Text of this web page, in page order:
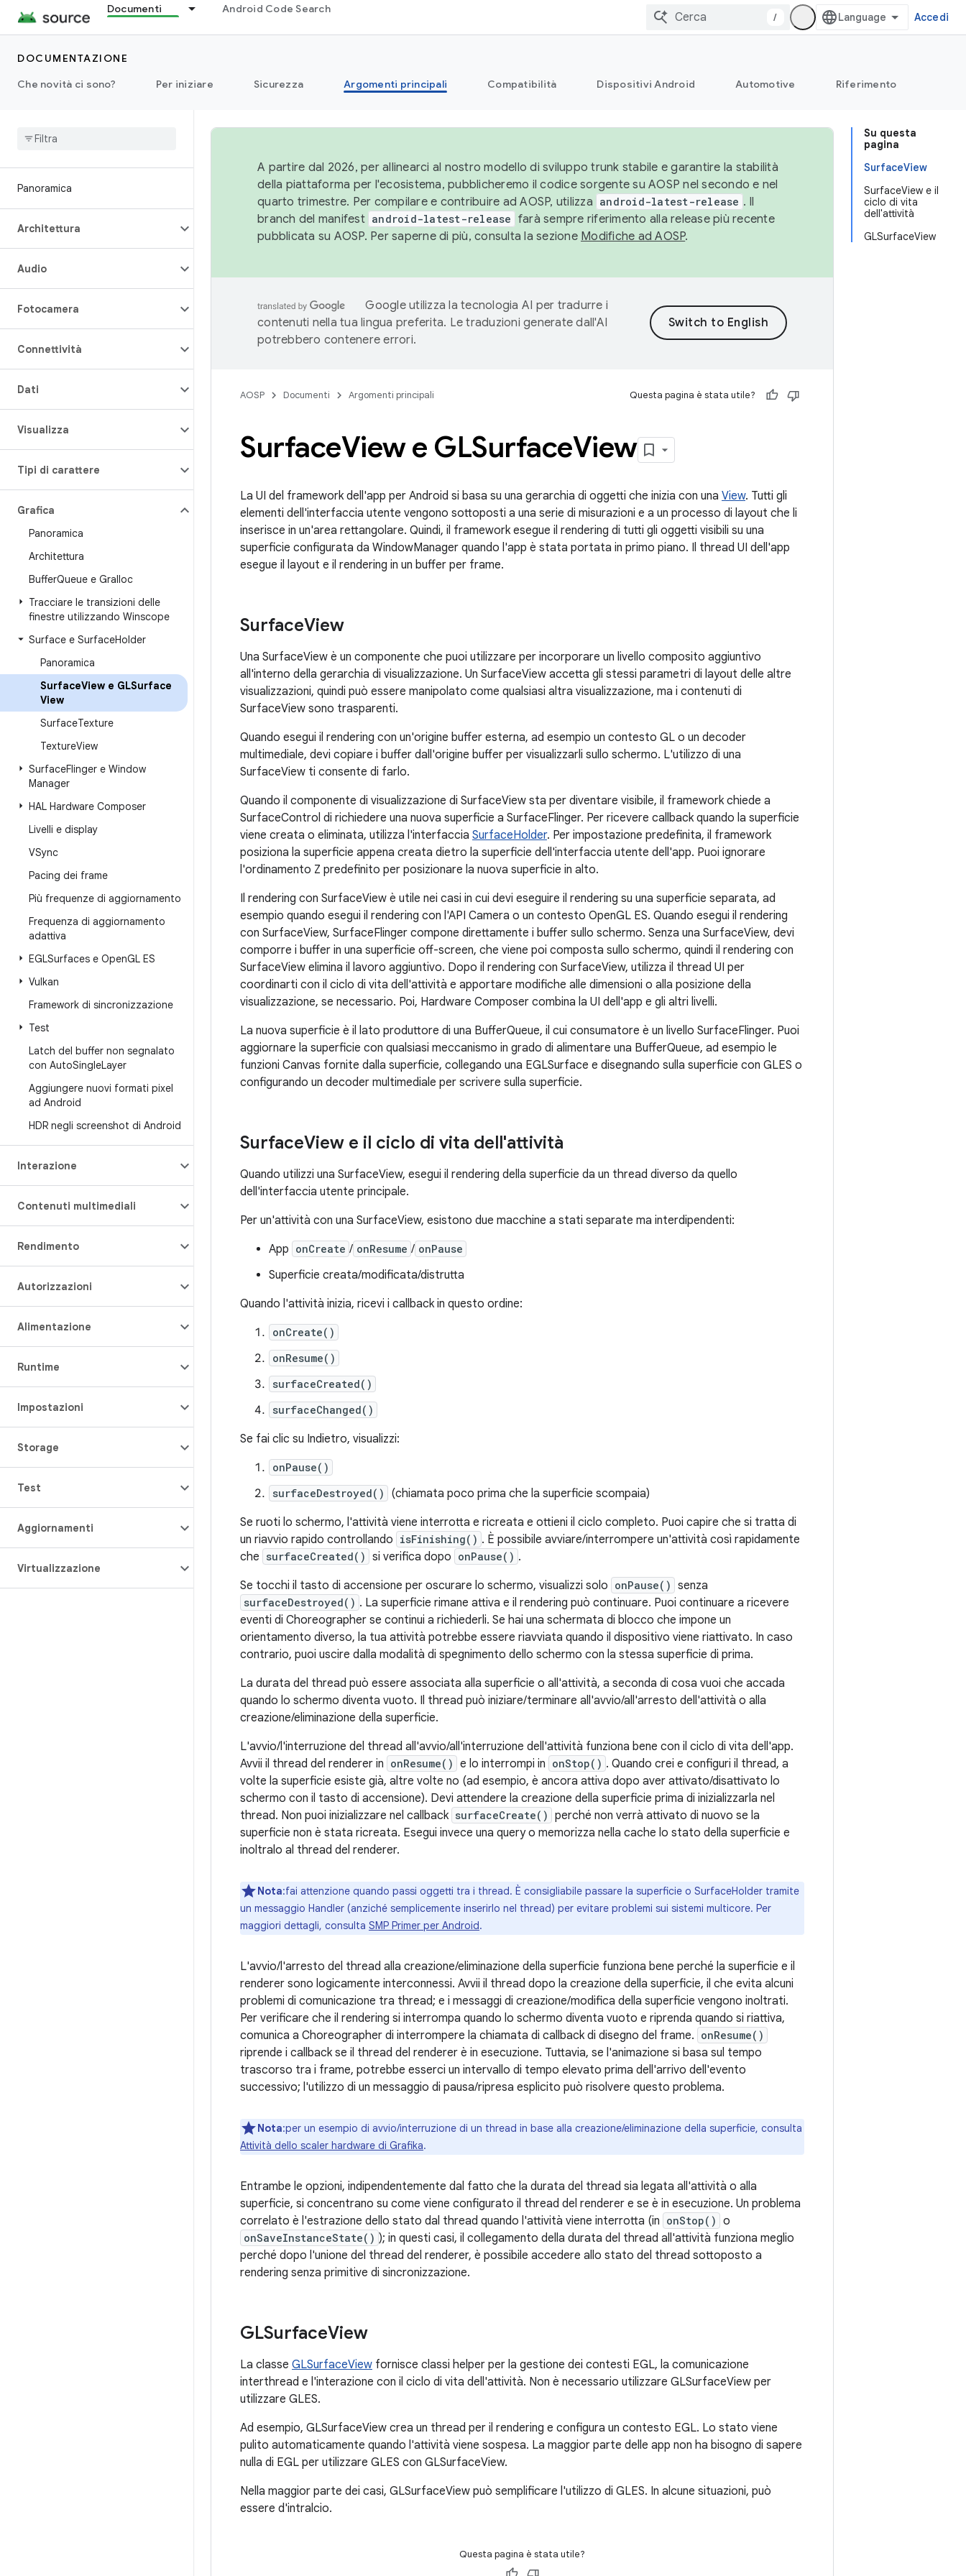
Documenti Android Code Search
/ Accedi
DOCUMENTAZIONE
Che novità ci sono?
Per iniziare Sicurezza Argomenti principali Compatibilità Dispositivi Android Automotive Riferimento
Panoramica
Architettura
Audio
Fotocamera
Connettività
Dati
Visualizza
Tipi di carattere
Grafica
Panoramica
Architettura
BufferQueue e Gralloc
Tracciare le transizioni delle
finestre utilizzando Winscope
Surface e SurfaceHolder
Panoramica
SurfaceView e GLSurface
View
SurfaceTexture
TextureView
SurfaceFlinger e Window
Manager
HAL Hardware Composer
Livelli e display
VSync
Pacing dei frame
Più frequenze di aggiornamento
Frequenza di aggiornamento
adattiva
EGLSurfaces e OpenGL ES
Vulkan
Framework di sincronizzazione
Test
Latch del buffer non segnalato
con AutoSingleLayer
Aggiungere nuovi formati pixel
ad Android
HDR negli screenshot di Android
Interazione
Contenuti multimediali
Rendimento
Autorizzazioni
Alimentazione
Runtime
Impostazioni
Storage
Test
Aggiornamenti
Virtualizzazione
Su questa
pagina
SurfaceView
SurfaceView e il
ciclo di vita
dell'attività
GLSurfaceView
A partire dal 2026, per allinearci al nostro modello di sviluppo trunk stabile e garantire la stabilità
della piattaforma per l'ecosistema, pubblicheremo il codice sorgente su AOSP nel secondo e nel
quarto trimestre. Per compilare e contribuire ad AOSP, utilizza android-latest-release . Il
branch del manifest android-latest-release farà sempre riferimento alla release più recente
pubblicata su AOSP. Per saperne di più, consulta la sezione Modifiche ad AOSP.
Google utilizza la tecnologia AI per tradurre i
contenuti nella tua lingua preferita. Le traduzioni generate dall'AI
potrebbero contenere errori.
AOSP Documenti Argomenti principali Questa pagina è stata utile?
SurfaceView e GLSurfaceView
La UI del framework dell'app per Android si basa su una gerarchia di oggetti che inizia con una View. Tutti gli
elementi dell'interfaccia utente vengono sottoposti a una serie di misurazioni e a un processo di layout che li
inserisce in un'area rettangolare. Quindi, il framework esegue il rendering di tutti gli oggetti visibili su una
superficie configurata da WindowManager quando l'app è stata portata in primo piano. Il thread UI dell'app
esegue il layout e il rendering in un buffer per frame.
SurfaceView
Una SurfaceView è un componente che puoi utilizzare per incorporare un livello composito aggiuntivo
all'interno della gerarchia di visualizzazione. Un SurfaceView accetta gli stessi parametri di layout delle altre
visualizzazioni, quindi può essere manipolato come qualsiasi altra visualizzazione, ma i contenuti di
SurfaceView sono trasparenti.
Quando esegui il rendering con un'origine buffer esterna, ad esempio un contesto GL o un decoder
multimediale, devi copiare i buffer dall'origine buffer per visualizzarli sullo schermo. L'utilizzo di una
SurfaceView ti consente di farlo.
Quando il componente di visualizzazione di SurfaceView sta per diventare visibile, il framework chiede a
SurfaceControl di richiedere una nuova superficie a SurfaceFlinger. Per ricevere callback quando la superficie
viene creata o eliminata, utilizza l'interfaccia SurfaceHolder. Per impostazione predefinita, il framework
posiziona la superficie appena creata dietro la superficie dell'interfaccia utente dell'app. Puoi ignorare
l'ordinamento Z predefinito per posizionare la nuova superficie in alto.
Il rendering con SurfaceView è utile nei casi in cui devi eseguire il rendering su una superficie separata, ad
esempio quando esegui il rendering con l'API Camera o un contesto OpenGL ES. Quando esegui il rendering
con SurfaceView, SurfaceFlinger compone direttamente i buffer sullo schermo. Senza una SurfaceView, devi
comporre i buffer in una superficie off-screen, che viene poi composta sullo schermo, quindi il rendering con
SurfaceView elimina il lavoro aggiuntivo. Dopo il rendering con SurfaceView, utilizza il thread UI per
coordinarti con il ciclo di vita dell'attività e apportare modifiche alle dimensioni o alla posizione della
visualizzazione, se necessario. Poi, Hardware Composer combina la UI dell'app e gli altri livelli.
La nuova superficie è il lato produttore di una BufferQueue, il cui consumatore è un livello SurfaceFlinger. Puoi
aggiornare la superficie con qualsiasi meccanismo in grado di alimentare una BufferQueue, ad esempio le
funzioni Canvas fornite dalla superficie, collegando una EGLSurface e disegnando sulla superficie con GLES o
configurando un decoder multimediale per scrivere sulla superficie.
SurfaceView e il ciclo di vita dell'attività
Quando utilizzi una SurfaceView, esegui il rendering della superficie da un thread diverso da quello
dell'interfaccia utente principale.
Per un'attività con una SurfaceView, esistono due macchine a stati separate ma interdipendenti:
App onCreate / onResume / onPause
Superficie creata/modificata/distrutta
Quando l'attività inizia, ricevi i callback in questo ordine:
onCreate()
onResume()
surfaceCreated()
surfaceChanged()
Se fai clic su Indietro, visualizzi:
onPause()
surfaceDestroyed()
(chiamata poco prima che la superficie scompaia)
Se ruoti lo schermo, l'attività viene interrotta e ricreata e ottieni il ciclo completo. Puoi capire che si tratta di
un riavvio rapido controllando isFinishing() . È possibile avviare/interrompere un'attività così rapidamente
che surfaceCreated() si verifica dopo onPause() .
Se tocchi il tasto di accensione per oscurare lo schermo, visualizzi solo onPause() senza
surfaceDestroyed() . La superficie rimane attiva e il rendering può continuare. Puoi continuare a ricevere
eventi di Choreographer se continui a richiederli. Se hai una schermata di blocco che impone un
orientamento diverso, la tua attività potrebbe essere riavviata quando il dispositivo viene riattivato. In caso
contrario, puoi uscire dalla modalità di spegnimento dello schermo con la stessa superficie di prima.
La durata del thread può essere associata alla superficie o all'attività, a seconda di cosa vuoi che accada
quando lo schermo diventa vuoto. Il thread può iniziare/terminare all'avvio/all'arresto dell'attività o alla
creazione/eliminazione della superficie.
L'avvio/l'interruzione del thread all'avvio/all'interruzione dell'attività funziona bene con il ciclo di vita dell'app.
Avvii il thread del renderer in onResume() e lo interrompi in onStop() . Quando crei e configuri il thread, a
volte la superficie esiste già, altre volte no (ad esempio, è ancora attiva dopo aver attivato/disattivato lo
schermo con il tasto di accensione). Devi attendere la creazione della superficie prima di inizializzarla nel
thread. Non puoi inizializzare nel callback surfaceCreate() perché non verrà attivato di nuovo se la
superficie non è stata ricreata. Esegui invece una query o memorizza nella cache lo stato della superficie e
inoltralo al thread del renderer.
Nota:fai attenzione quando passi oggetti tra i thread. È consigliabile passare la superficie o SurfaceHolder tramite
un messaggio Handler (anziché semplicemente inserirlo nel thread) per evitare problemi sui sistemi multicore. Per
maggiori dettagli, consulta SMP Primer per Android.
L'avvio/l'arresto del thread alla creazione/eliminazione della superficie funziona bene perché la superficie e il
renderer sono logicamente interconnessi. Avvii il thread dopo la creazione della superficie, il che evita alcuni
problemi di comunicazione tra thread; e i messaggi di creazione/modifica della superficie vengono inoltrati.
Per verificare che il rendering si interrompa quando lo schermo diventa vuoto e riprenda quando si riattiva,
comunica a Choreographer di interrompere la chiamata di callback di disegno del frame. onResume()
riprende i callback se il thread del renderer è in esecuzione. Tuttavia, se l'animazione si basa sul tempo
trascorso tra i frame, potrebbe esserci un intervallo di tempo elevato prima dell'arrivo dell'evento
successivo; l'utilizzo di un messaggio di pausa/ripresa esplicito può risolvere questo problema.
Nota:per un esempio di avvio/interruzione di un thread in base alla creazione/eliminazione della superficie, consulta
Attività dello scaler hardware di Grafika.
Entrambe le opzioni, indipendentemente dal fatto che la durata del thread sia legata all'attività o alla
superficie, si concentrano su come viene configurato il thread del renderer e se è in esecuzione. Un problema
correlato è l'estrazione dello stato dal thread quando l'attività viene interrotta (in onStop() o
onSaveInstanceState() ); in questi casi, il collegamento della durata del thread all'attività funziona meglio
perché dopo l'unione del thread del renderer, è possibile accedere allo stato del thread sottoposto a
rendering senza primitive di sincronizzazione.
GLSurfaceView
La classe GLSurfaceView fornisce classi helper per la gestione dei contesti EGL, la comunicazione
interthread e l'interazione con il ciclo di vita dell'attività. Non è necessario utilizzare GLSurfaceView per
utilizzare GLES.
Ad esempio, GLSurfaceView crea un thread per il rendering e configura un contesto EGL. Lo stato viene
pulito automaticamente quando l'attività viene sospesa. La maggior parte delle app non ha bisogno di sapere
nulla di EGL per utilizzare GLES con GLSurfaceView.
Nella maggior parte dei casi, GLSurfaceView può semplificare l'utilizzo di GLES. In alcune situazioni, può
essere d'intralcio.
Questa pagina è stata utile?